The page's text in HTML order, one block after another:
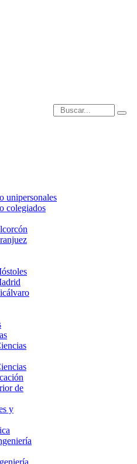
Introduce términos de
unipersonales
colegiados
de
y